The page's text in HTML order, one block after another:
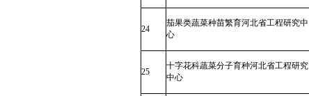
24
茄果类蔬菜种苗繁育河北省工程研究中
心
25
十字花科蔬菜分子育种河北省工程研究
中心